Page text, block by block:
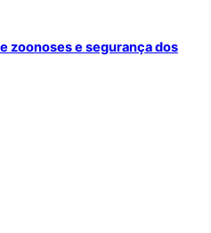
zoonoses e segurança dos